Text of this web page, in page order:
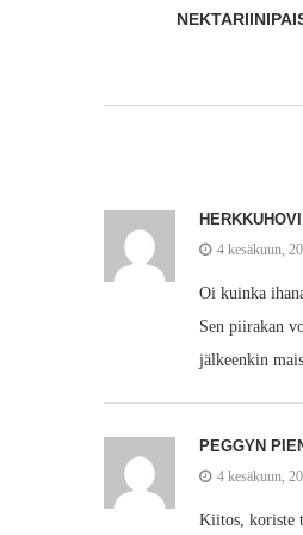
PIENET
HERKKUHOVI
4 kesäkuun,
Oi kuinka
Sen piirakan
jälkeenkin
PEGGYN
4 kesäkuun,
Kiitos, koriste